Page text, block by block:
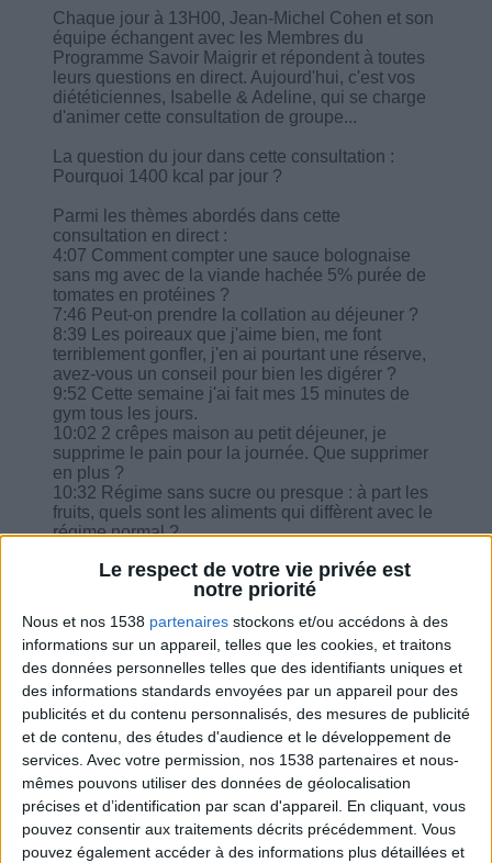
Le respect de votre vie privée est
notre priorité
Nous et nos 1538 partenaires stockons et/ou accédons à des
informations sur un appareil, telles que les cookies, et traitons
des données personnelles telles que des identifiants uniques et
des informations standards envoyées par un appareil pour des
publicités et du contenu personnalisés, des mesures de publicité
et de contenu, des études d'audience et le développement de
services. Avec votre permission, nos 1538 partenaires et nous-
mêmes pouvons utiliser des données de géolocalisation
précises et d’identification par scan d'appareil. En cliquant, vous
pouvez consentir aux traitements décrits précédemment. Vous
pouvez également accéder à des informations plus détaillées et
Chaque jour à 13H00, Jean-Michel Cohen et son
équipe échangent avec les Membres du
Programme Savoir Maigrir et répondent à toutes
leurs questions en direct. Aujourd'hui, c'est vos
diététiciennes, Isabelle & Adeline, qui se charge
d'animer cette consultation de groupe...
La question du jour dans cette consultation :
Pourquoi 1400 kcal par jour ?
Parmi les thèmes abordés dans cette
consultation en direct :
4:07 Comment compter une sauce bolognaise
sans mg avec de la viande hachée 5% purée de
tomates en protéines ?
7:46 Peut-on prendre la collation au déjeuner ?
8:39 Les poireaux que j'aime bien, me font
terriblement gonfler, j'en ai pourtant une réserve,
avez-vous un conseil pour bien les digérer ?
9:52 Cette semaine j'ai fait mes 15 minutes de
gym tous les jours.
10:02 2 crêpes maison au petit déjeuner, je
supprime le pain pour la journée. Que supprimer
en plus ?
10:32 Régime sans sucre ou presque : à part les
fruits, quels sont les aliments qui diffèrent avec le
régime normal ?
et quelques accrus. Repas de rattrapage ou pas
16:09 Je suis en stabilisation à 1600 kcal et 2
plaisirs par semaine mais j'ai très faim depuis 3
jours... Pourriez-vous me dire quelles en sont les
causes éventuelles ?
17:43 Pourquoi 1400 kcal par jour ?
Combien de kilos souhaitez-vous perdre ?